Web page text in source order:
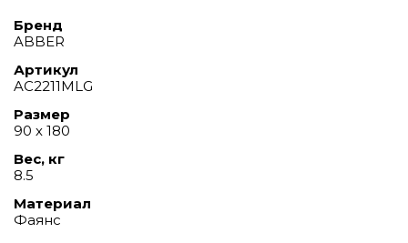
Бренд
ABBER
Артикул
AC2211MLG
Размер
90 х 180
Вес, кг
8.5
Материал
Фаянс